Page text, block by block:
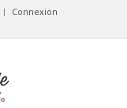
Connexion